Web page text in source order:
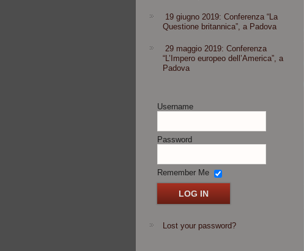
19 giugno 2019: Conferenza “La
Questione britannica”, a Padova
29 maggio 2019: Conferenza
“L’Impero europeo dell’America”, a
Padova
Username
Password
Remember Me
Lost your password?